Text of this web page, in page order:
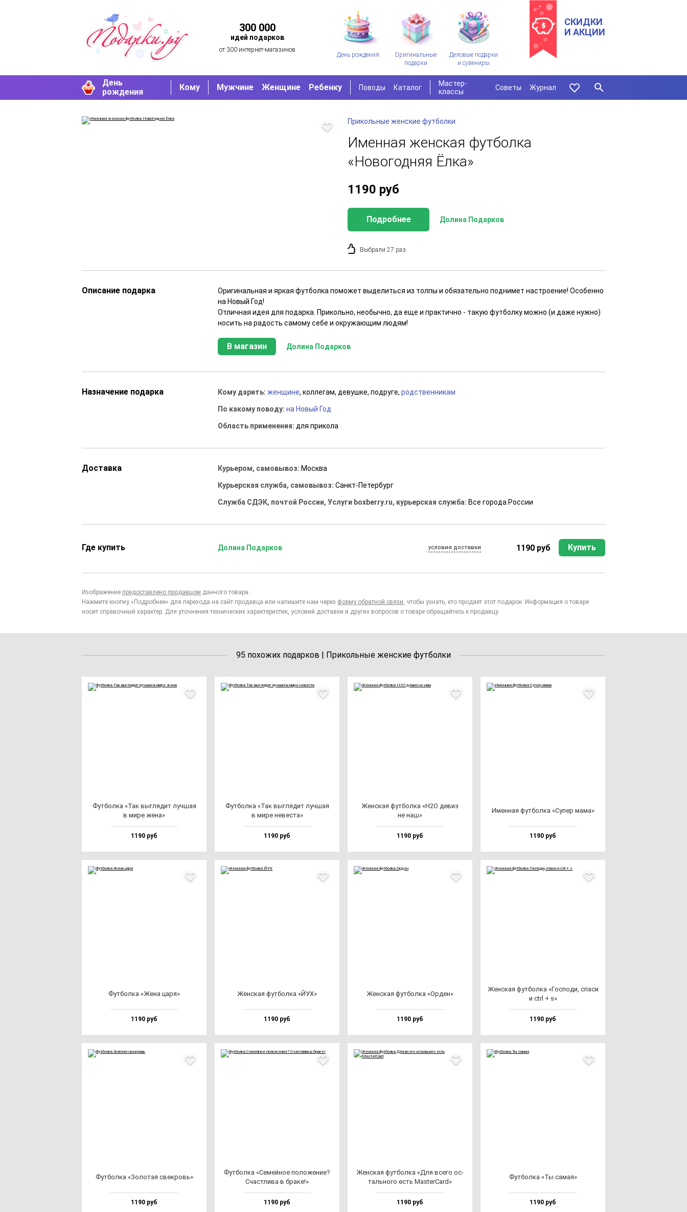
300 000
идей подарков
от 300 интернет-магазинов
День рождения
Оригинальные
подарки
Деловые подарки
и сувениры
СКИДКИ
И АКЦИИ
День
рождения
Кому Мужчине Женщине Ребенку Поводы Каталог
Мастер-
классы
Советы Журнал
Прикольные женские футболки
Именная женская футболка
«Новогодняя Ёлка»
1190 руб
Подробнее Долина Подарков
Выбрали 27 раз
Описание подарка
Оригинальная и яркая футболка поможет выделиться из толпы и обязательно поднимет настроение! Особенно
на Новый Год!
Отличная идея для подарка. Прикольно, необычно, да еще и практично - такую футболку можно (и даже нужно)
носить на радость самому себе и окружающим людям!
В магазин Долина Подарков
Назначение подарка Кому дарить:женщине, коллегам, девушке, подруге,родственникам
По какому поводу:на Новый Год
Область применения:для прикола
Доставка Курьером, самовывоз: Москва
Курьерская служба, самовывоз:Санкт-Петербург
Служба СДЭК, почтой России, Услуги boxberry.ru, курьерская служба: Все города России
Где купить Долина Подарков условия доставки 1190 руб Купить
Изображение предоставлено продавцом данного товара.
Нажмите кнопку «Подробнее» для перехода на сайт продавца или напишите нам через форму обратной связи, чтобы узнать, кто продает этот подарок. Информация о товаре
носит справочный характер. Для уточнения технических характеристик, условий доставки и других вопросов о товаре обращайтесь к продавцу.
95 похожих подарков | Прикольные женские футболки
Фут­бол­ка «Так выг­ля­дит луч­шая
в ми­ре же­на»
1190 руб
Фут­бол­ка «Так выг­ля­дит луч­шая
в ми­ре не­вес­та»
1190 руб
Жен­ская фут­бол­ка «H2O де­виз
не наш»
1190 руб
Имен­ная фут­бол­ка «Супер ма­ма»
1190 руб
Фут­бол­ка «Жена ца­ря»
1190 руб
Жен­ская фут­бол­ка «ЙУХ»
1190 руб
Жен­ская фут­бол­ка «Орден»
1190 руб
Жен­ская фут­бол­ка «Гос­по­ди, спа­си
и ctrl + s»
1190 руб
Фут­бол­ка «Золо­тая свек­ровь»
1190 руб
Фут­бол­ка «Семей­ное по­ло­же­ние?
Счас­тли­ва в бра­ке!»
1190 руб
Жен­ская фут­бол­ка «Для все­го ос­
таль­но­го есть Mas­terCard»
1190 руб
Фут­бол­ка «Ты са­мая»
1190 руб